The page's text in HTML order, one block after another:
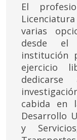
El
varias
desde el
institución
ejercicio
cabida en
Desarrollo
y